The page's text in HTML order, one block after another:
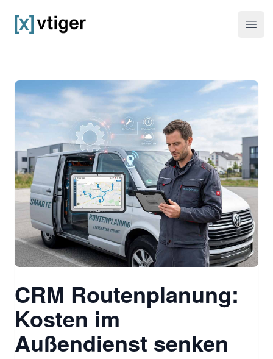
vtiger CRM
CRM Routenplanung:
Kosten im
Außendienst senken